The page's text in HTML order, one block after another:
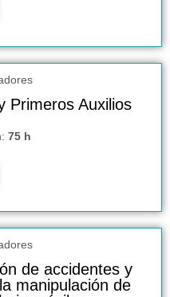
Primeros Auxilios
75 h
de accidentes y
manipulación de